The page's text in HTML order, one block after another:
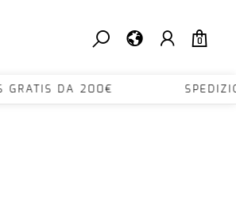
0
GRATIS DA 200€